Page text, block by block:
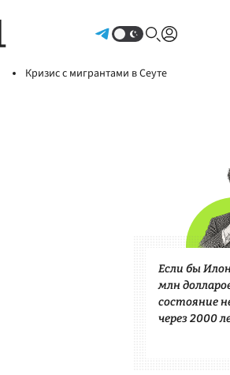
Кризис с мигрантами в Сеуте
Если бы
млн
состояние
через 2000